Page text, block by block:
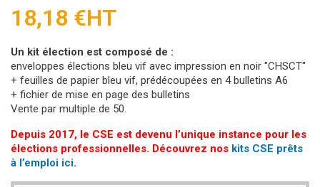
18,18 €HT
Un kit élection est composé de :
enveloppes élections bleu vif avec impression en noir "CHSCT"
+ feuilles de papier bleu vif, prédécoupées en 4 bulletins A6
+ fichier de mise en page des bulletins
Vente par multiple de 50.
Depuis 2017, le CSE est devenu l’unique instance pour les
élections professionnelles. Découvrez nos kits CSE prêts
à l’emploi ici.